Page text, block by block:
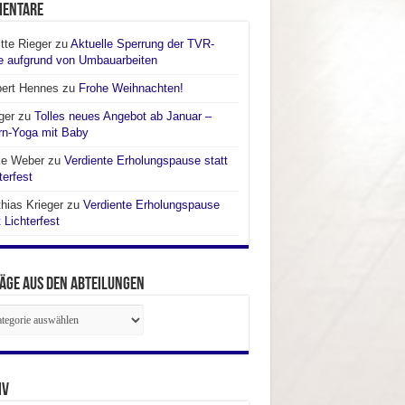
Riegerzu Aktuelle Sperrung der TVR-
aufgrund von Umbauarbeiten
Hennes zu Frohe Weihnachten!
zu Tolles neues Angebot ab Januar –
Yoga mit Baby
Weberzu Verdiente Erholungspause statt
Kriegerzu Verdiente Erholungspause
Lichterfest
aus den Abteilungen